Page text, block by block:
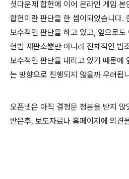
셧다운제 합헌에 이어 온라인 게임
합헌이란 판단을 한 셈이되었습니다.
보수적인 판단을 하고 있고, 앞으로
헌법 재판소뿐만 아니라 전체적인 법
보수적인 판단을 내리고 있기 때문에
는 방향으로 진행되지 않을까 우려됩
오픈넷은 아직 결정문 정본을 받지
받은후, 보도자료나 홈페이지에 의견